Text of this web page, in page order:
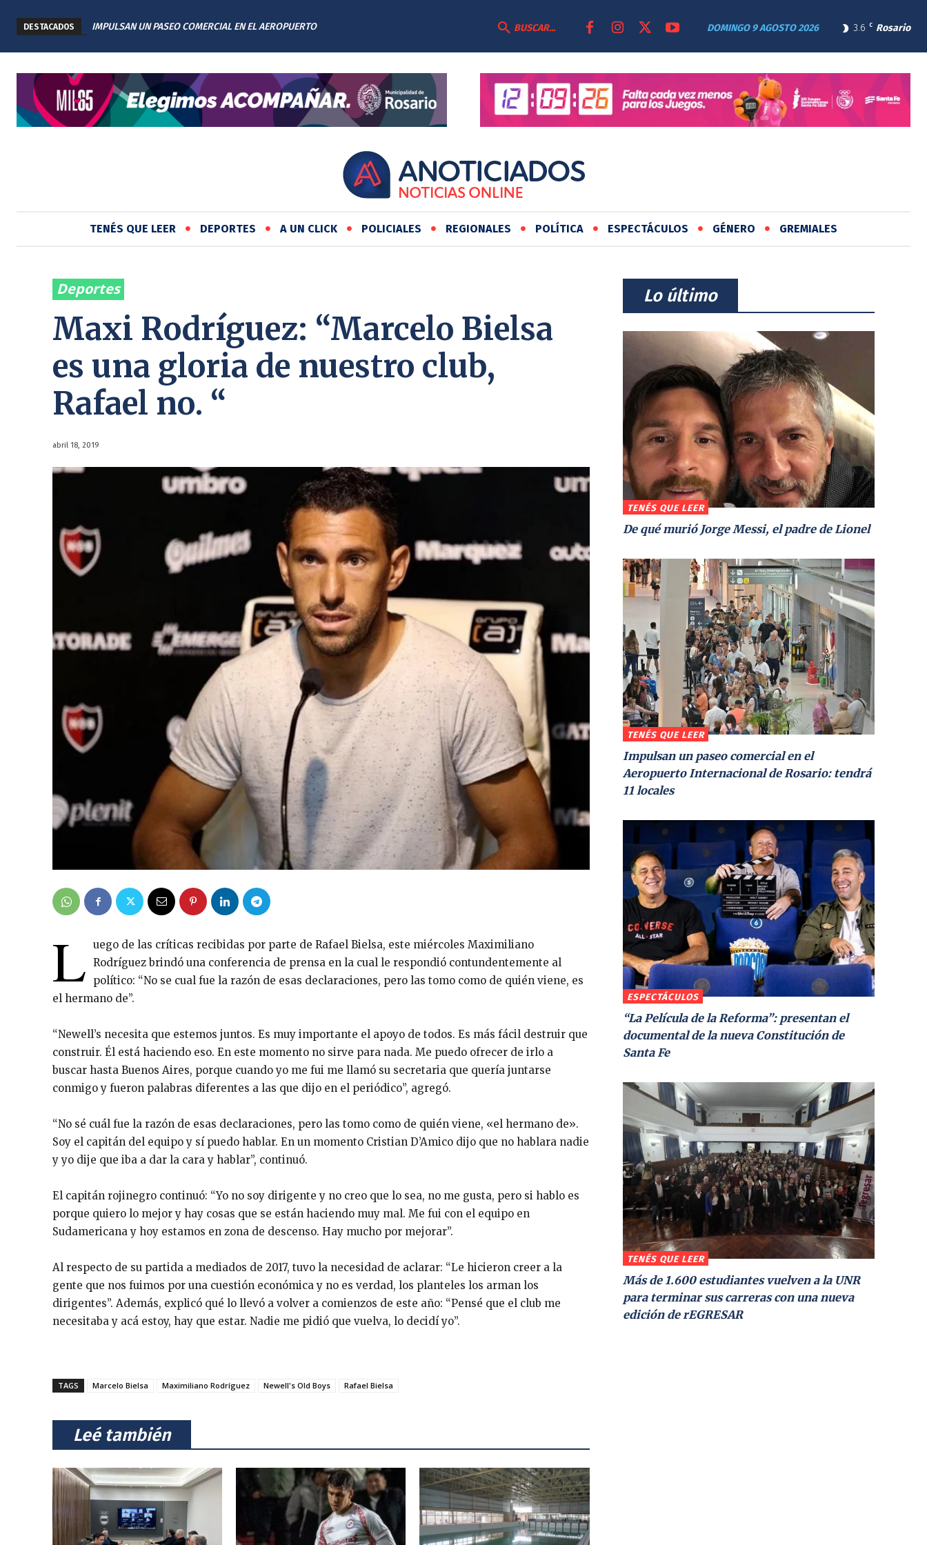
DESTACADOS
IMPULSAN UN PASEO COMERCIAL EN EL AEROPUERTO
3.6 C Rosario
DOMINGO 9 AGOSTO 2026
BUSCAR...
TENÉS QUE LEER DEPORTES A UN CLICK POLICIALES REGIONALES POLÍTICA ESPECTÁCULOS GÉNERO GREMIALES
Deportes
Maxi Rodríguez: “Marcelo Bielsa
es una gloria de nuestro club,
Rafael no. “
abril 18, 2019
L uego de las críticas recibidas por parte de Rafael Bielsa, este miércoles Maximiliano
Rodríguez brindó una conferencia de prensa en la cual le respondió contundentemente al
político: “No se cual fue la razón de esas declaraciones, pero las tomo como de quién viene, es
el hermano de”.
“Newell’s necesita que estemos juntos. Es muy importante el apoyo de todos. Es más fácil destruir que
construir. Él está haciendo eso. En este momento no sirve para nada. Me puedo ofrecer de irlo a
buscar hasta Buenos Aires, porque cuando yo me fui me llamó su secretaria que quería juntarse
conmigo y fueron palabras diferentes a las que dijo en el periódico”, agregó.
“No sé cuál fue la razón de esas declaraciones, pero las tomo como de quién viene, «el hermano de».
Soy el capitán del equipo y sí puedo hablar. En un momento Cristian D’Amico dijo que no hablara nadie
y yo dije que iba a dar la cara y hablar”, continuó.
El capitán rojinegro continuó: “Yo no soy dirigente y no creo que lo sea, no me gusta, pero si hablo es
porque quiero lo mejor y hay cosas que se están haciendo muy mal. Me fui con el equipo en
Sudamericana y hoy estamos en zona de descenso. Hay mucho por mejorar”.
Al respecto de su partida a mediados de 2017, tuvo la necesidad de aclarar: “Le hicieron creer a la
gente que nos fuimos por una cuestión económica y no es verdad, los planteles los arman los
dirigentes”. Además, explicó qué lo llevó a volver a comienzos de este año: “Pensé que el club me
necesitaba y acá estoy, hay que estar. Nadie me pidió que vuelva, lo decidí yo”.
TAGS Marcelo Bielsa Maximiliano Rodríguez Newell's Old Boys Rafael Bielsa
⠀Leé también⠀
⠀Lo último⠀
TENÉS QUE LEER
De qué murió Jorge Messi, el padre de Lionel
TENÉS QUE LEER
Impulsan un paseo comercial en el
Aeropuerto Internacional de Rosario: tendrá
11 locales
ESPECTÁCULOS
“La Película de la Reforma”: presentan el
documental de la nueva Constitución de
Santa Fe
TENÉS QUE LEER
Más de 1.600 estudiantes vuelven a la UNR
para terminar sus carreras con una nueva
edición de rEGRESAR